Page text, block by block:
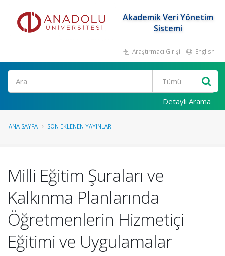
Akademik Veri Yönetim
Sistemi
Araştırmacı Girişi English
Ara
Detaylı Arama
ANA SAYFA SON EKLENEN YAYINLAR
Milli Eğitim Şuraları ve
Kalkınma Planlarında
Öğretmenlerin Hizmetiçi
Eğitimi ve Uygulamalar